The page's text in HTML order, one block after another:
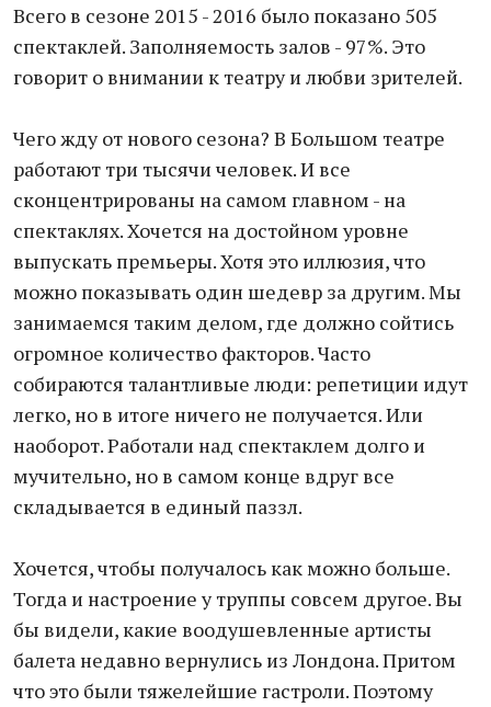
Всего в сезоне 2015 - 2016 было показано 505
спектаклей. Заполняемость залов - 97%. Это
говорит о внимании к театру и любви зрителей.
Чего жду от нового сезона? В Большом театре
работают три тысячи человек. И все
сконцентрированы на самом главном - на
спектаклях. Хочется на достойном уровне
выпускать премьеры. Хотя это иллюзия, что
можно показывать один шедевр за другим. Мы
занимаемся таким делом, где должно сойтись
огромное количество факторов. Часто
собираются талантливые люди: репетиции идут
легко, но в итоге ничего не получается. Или
наоборот. Работали над спектаклем долго и
мучительно, но в самом конце вдруг все
складывается в единый паззл.
Хочется, чтобы получалось как можно больше.
Тогда и настроение у труппы совсем другое. Вы
бы видели, какие воодушевленные артисты
балета недавно вернулись из Лондона. Притом
что это были тяжелейшие гастроли. Поэтому